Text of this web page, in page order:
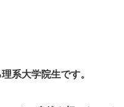
系大学院生です。